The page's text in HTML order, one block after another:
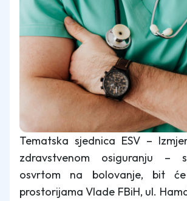
Tematska sjednica ESV –
zdravstvenom osiguranju –
osvrtom na bolovanje, bit
prostorijama Vlade FBiH, ul.